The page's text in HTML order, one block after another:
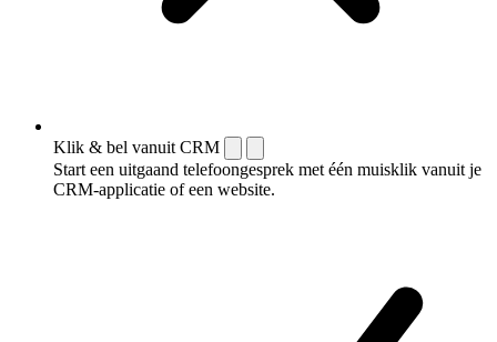
Klik & bel vanuit CRM
Start een uitgaand telefoongesprek met één muisklik vanuit je
CRM-applicatie of een website.